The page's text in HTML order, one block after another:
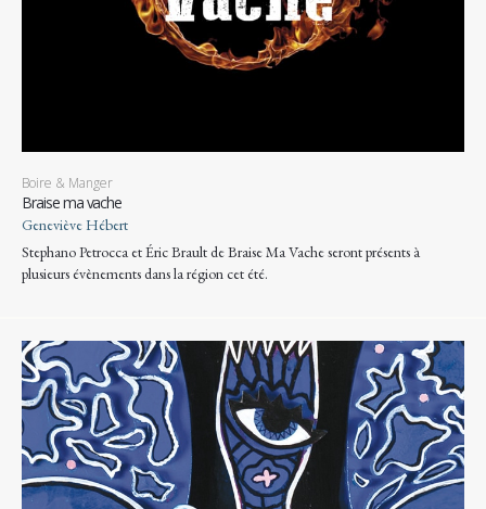
Boire & Manger
Braise ma vache
Geneviève Hébert
Stephano Petrocca et Éric Brault de Braise Ma Vache seront présents à
plusieurs évènements dans la région cet été.